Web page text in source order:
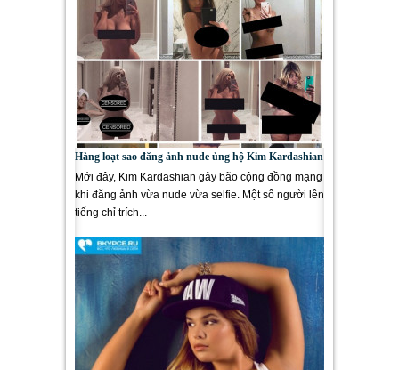
Hàng loạt sao đăng ảnh nude ủng hộ Kim Kardashian
Mới đây, Kim Kardashian gây bão cộng đồng mạng
khi đăng ảnh vừa nude vừa selfie. Một số người lên
tiếng chỉ trích...